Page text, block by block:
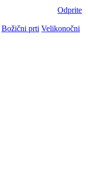
Odprite
Božični prti Velikonočni